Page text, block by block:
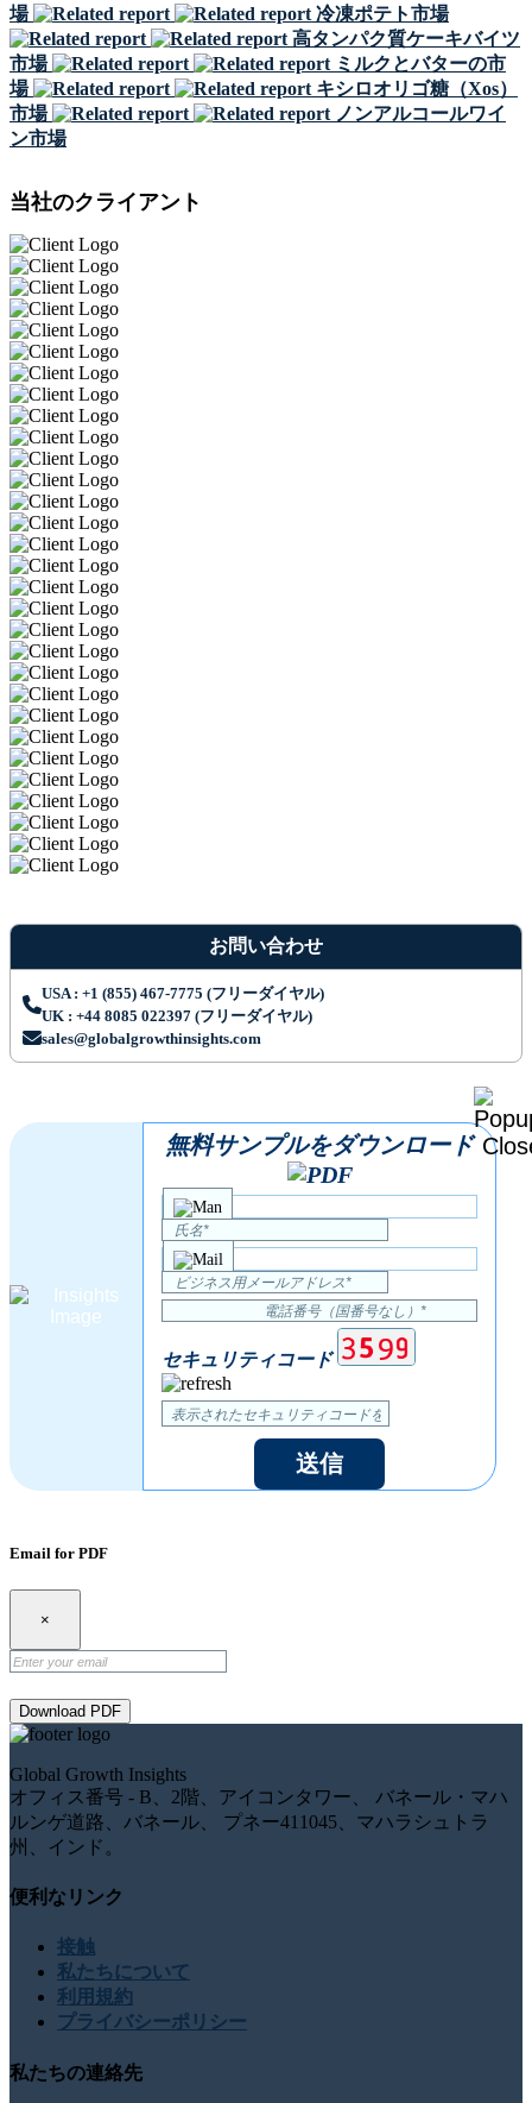
場
冷凍ポテト市場
高タンパク質ケーキバイツ
市場
ミルクとバターの市
場
キシロオリゴ糖（Xos）
市場
ノンアルコールワイ
ン市場
当社のクライアント
お問い合わせ
USA : +1 (855) 467-7775 (フリーダイヤル)
UK : +44 8085 022397 (フリーダイヤル)
sales@globalgrowthinsights.com
無料サンプルをダウンロード
セキュリティコード
送信
Email for PDF
×
Download PDF
Global Growth Insights
オフィス番号 - B、2階、アイコンタワー、 バネール・マハ
ルンゲ道路、バネール、 プネー411045、マハラシュトラ
州、インド。
便利なリンク
接触
私たちについて
利用規約
プライバシーポリシー
私たちの連絡先